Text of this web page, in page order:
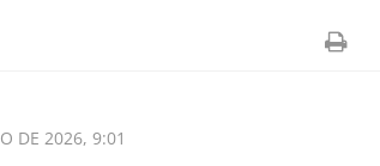
DE 2026, 9:01